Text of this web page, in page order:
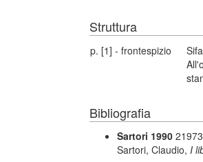
Struttura
p. [1] - frontespizio
Bibliografia
Sartori 1990 21973
Sartori, Claudio, I